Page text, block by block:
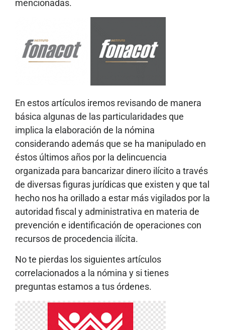
mencionadas.
En estos artículos iremos revisando de manera
básica algunas de las particularidades que
implica la elaboración de la nómina
considerando además que se ha manipulado en
éstos últimos años por la delincuencia
organizada para bancarizar dinero ilícito a través
de diversas figuras jurídicas que existen y que tal
hecho nos ha orillado a estar más vigilados por la
autoridad fiscal y administrativa en materia de
prevención e identificación de operaciones con
recursos de procedencia ilícita.
No te pierdas los siguientes artículos
correlacionados a la nómina y si tienes
preguntas estamos a tus órdenes.